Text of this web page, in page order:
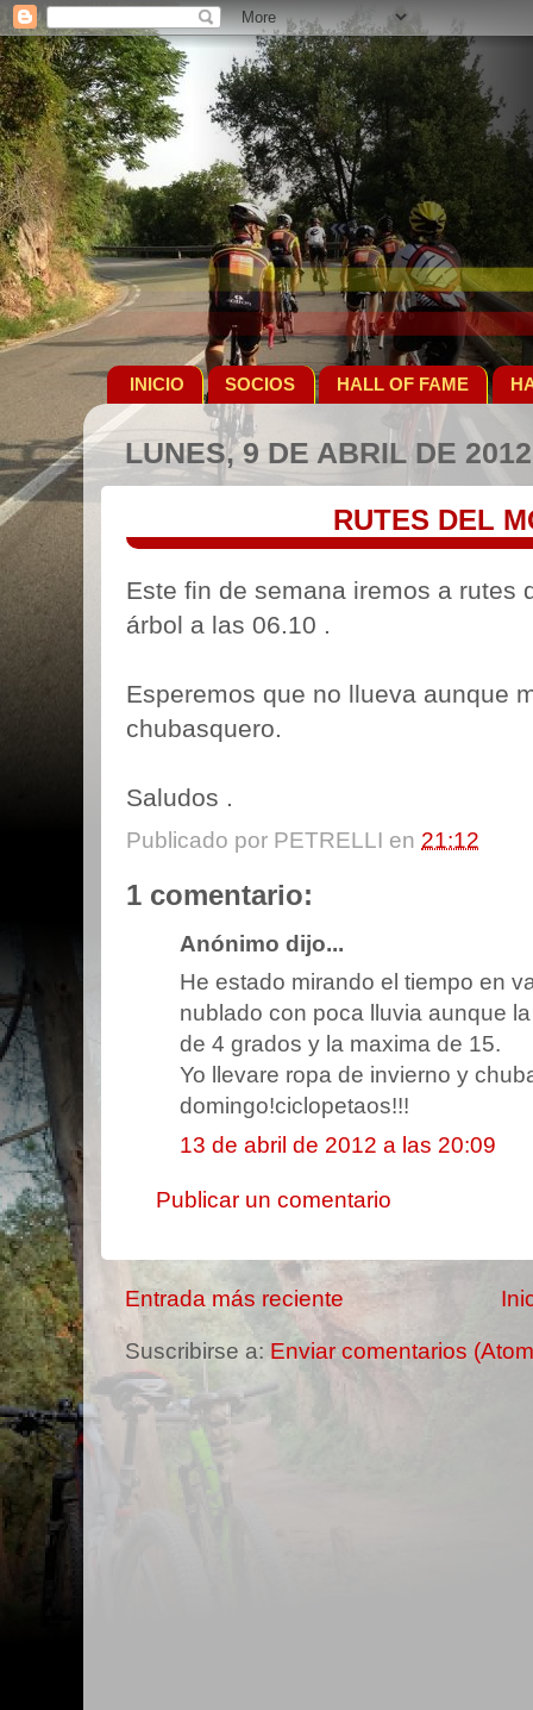
INICIO SOCIOS HALL OF FAME
LUNES, 9 DE ABRIL DE 2012
RUTES DEL
Este fin de semana iremos a rutes
árbol a las 06.10 .
Esperemos que no llueva aunque
chubasquero.
Saludos .
Publicado por PETRELLI en 21:12
1 comentario:
Anónimo dijo...
He estado mirando el tiempo en
nublado con poca lluvia aunque
de 4 grados y la maxima de 15.
Yo llevare ropa de invierno y
domingo!ciclopetaos!!!
13 de abril de 2012 a las 20:09
Publicar un comentario
Entrada más reciente
Suscribirse a: Enviar comentarios